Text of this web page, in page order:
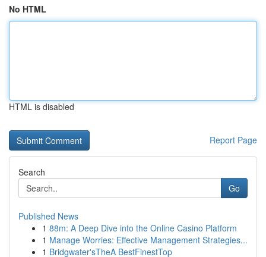
No HTML
HTML is disabled
Report Page
Search
Go
Published News
1 88m: A Deep Dive into the Online Casino Platform
1 Manage Worries: Effective Management Strategies...
1 Bridgwater'sTheA BestFinestTop